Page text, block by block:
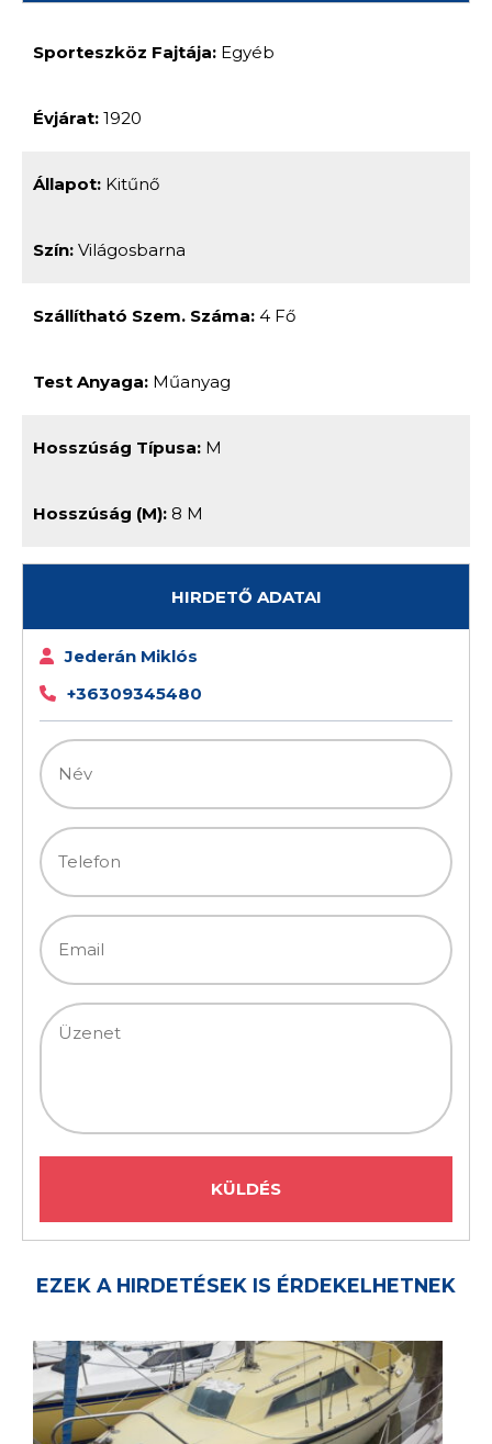
Sporteszköz Fajtája: Egyéb
Évjárat: 1920
Állapot: Kitűnő
Szín: Világosbarna
Szállítható Szem. Száma: 4 Fő
Test Anyaga: Műanyag
Hosszúság Típusa: M
Hosszúság (m): 8 M
HIRDETŐ ADATAI
Jederán Miklós
+36309345480
EZEK A HIRDETÉSEK IS ÉRDEKELHETNEK